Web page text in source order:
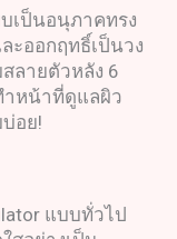
เป็นอนุภาคทรง
ะออกฤทธิ์เป็นวง
ลายตัวหลัง 6
ำหน้าที่ดูแลผิว
อย!
แบบทั่วไป